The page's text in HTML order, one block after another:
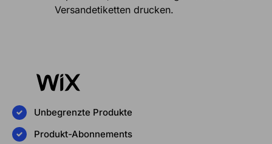
Versandetiketten drucken.
Unbegrenzte Produkte
Produkt-Abonnements